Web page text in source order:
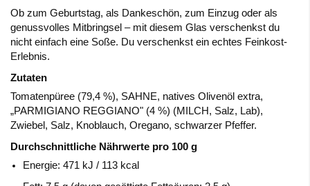
Ob zum Geburtstag, als Dankeschön, zum Einzug oder als
genussvolles Mitbringsel – mit diesem Glas verschenkst du
nicht einfach eine Soße. Du verschenkst ein echtes Feinkost-
Erlebnis.
Zutaten
Tomatenpüree (79,4 %), SAHNE, natives Olivenöl extra,
„PARMIGIANO REGGIANO" (4 %) (MILCH, Salz, Lab),
Zwiebel, Salz, Knoblauch, Oregano, schwarzer Pfeffer.
Durchschnittliche Nährwerte pro 100 g
Energie: 471 kJ / 113 kcal